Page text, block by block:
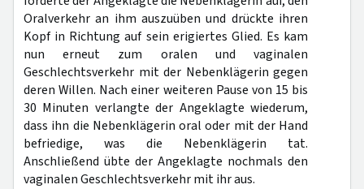
Oralverkehr an ihm auszuüben und drückte ihren
Kopf in Richtung auf sein erigiertes Glied. Es kam
nun erneut zum oralen und vaginalen
Geschlechtsverkehr mit der Nebenklägerin gegen
deren Willen. Nach einer weiteren Pause von 15 bis
30 Minuten verlangte der Angeklagte wiederum,
dass ihn die Nebenklägerin oral oder mit der Hand
befriedige, was die Nebenklägerin tat.
Anschließend übte der Angeklagte nochmals den
vaginalen Geschlechtsverkehr mit ihr aus.